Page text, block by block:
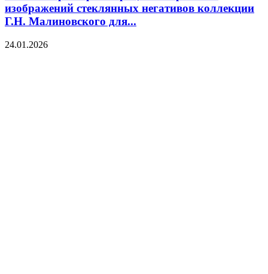
изображений стеклянных негативов коллекции
Г.Н. Малиновского для...
24.01.2026